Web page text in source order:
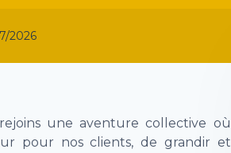
2026
une aventure collective où
pour nos clients, de grandir et